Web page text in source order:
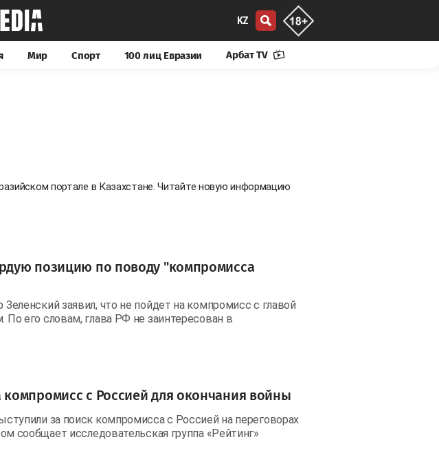
KZ
Мир Спорт 100 лиц Евразии Арбат TV
портале в Казахстане. Читайте новую информацию
позицию по поводу "компромисса
заявил, что не пойдет на компромисс с главой
его словам, глава РФ не заинтересован в
с Россией для окончания войны
за поиск компромисса с Россией на переговорах
сообщает исследовательская группа «Рейтинг»